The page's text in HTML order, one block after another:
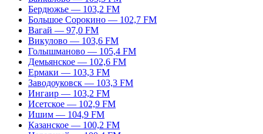
Бердюжье — 103,2 FM
Большое Сорокино — 102,7 FM
Вагай — 97,0 FM
Викулово — 103,6 FM
Голышманово — 105,4 FM
Демьянское — 102,6 FM
Ермаки — 103,3 FM
Заводоуковск — 103,3 FM
Ингаир — 103,2 FM
Исетское — 102,9 FM
Ишим — 104,9 FM
Казанское — 100,2 FM